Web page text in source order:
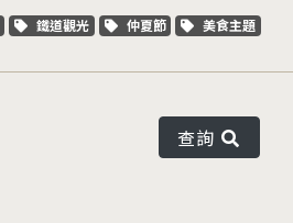
關鍵字標籤
鐵道觀光 關鍵字標籤
仲夏節 關鍵字標籤
美食主題
查詢